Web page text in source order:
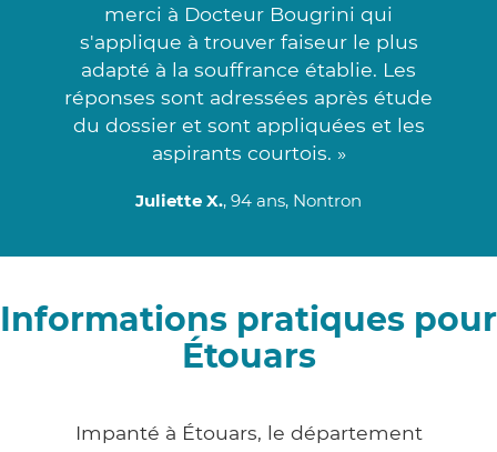
merci à Docteur Bougrini qui
s'applique à trouver faiseur le plus
adapté à la souffrance établie. Les
réponses sont adressées après étude
du dossier et sont appliquées et les
aspirants courtois. »
Juliette X., 94 ans, Nontron
Informations pratiques pour
Étouars
Impanté à Étouars, le département